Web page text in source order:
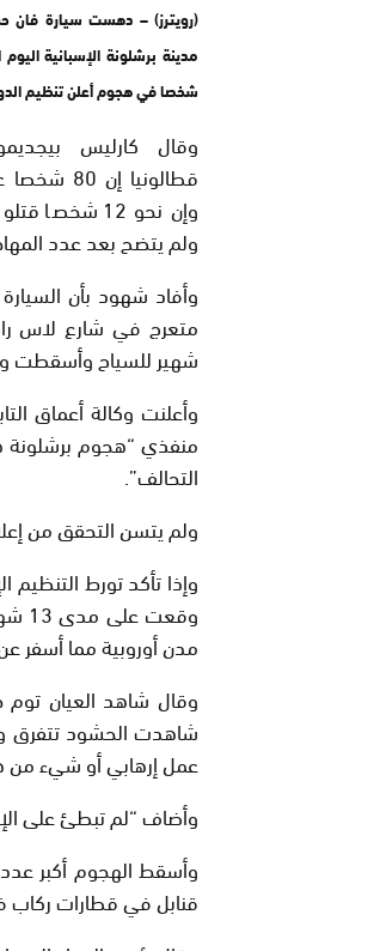
(رويترز) – دهست سيارة فان
شخصا في هجوم أعلن تنظيم
وقال كارليس
وإن نحو 12
ولم يتضح بعد عدد
وأفاد شهود بأن
متعرج في شارع لاس
شهير للسياح وأسقطت
وأعلنت وكالة أعماق
منفذي “هجوم برشلونة
التحالف”.
ولم يتسن التحقق من
وإذا تأكد تورط
مدن أوروبية مما أسفر عن مقتل أكثر من 100 شخص
وقال شاهد العيان
شاهدت الحشود تتفرق
عمل إرهابي أو شيء من
وأضاف “لم تبطئ على
قنابل في قطارات ركاب في مدريد مما